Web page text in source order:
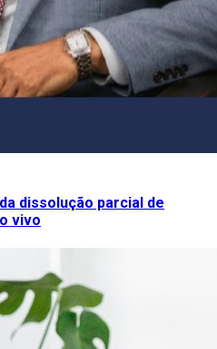
dissolução parcial de
vivo